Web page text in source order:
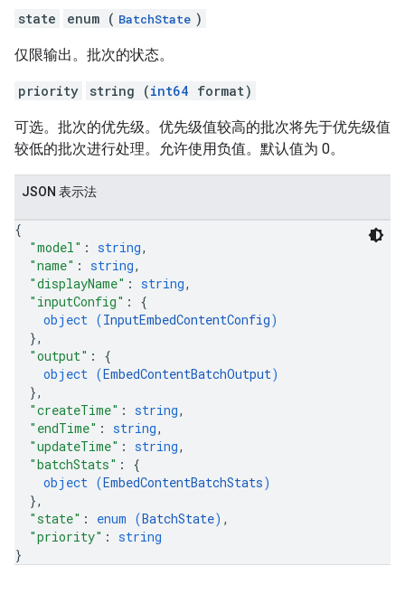
state enum ( BatchState )
仅限输出。批次的状态。
priority string (int64 format)
可选。批次的优先级。优先级值较高的批次将先于优先级值
较低的批次进行处理。允许使用负值。默认值为 0。
JSON 表示法
{
"model" : string,
"name" : string,
"displayName" : string,
"inputConfig" : {
object (InputEmbedContentConfig)
},
"output" : {
object (EmbedContentBatchOutput)
},
"createTime" : string,
"endTime" : string,
"updateTime" : string,
"batchStats" : {
object (EmbedContentBatchStats)
},
"state" : enum (BatchState) ,
"priority" : string
}